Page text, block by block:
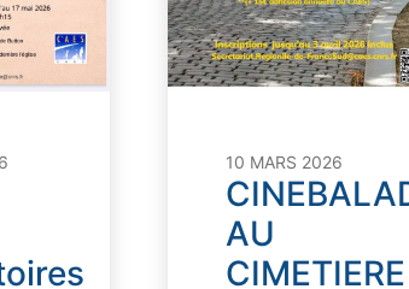
10 MARS 2026
AU
CIMETIERE